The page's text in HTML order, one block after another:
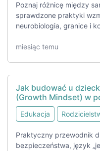
Poznaj różnicę między
sprawdzone praktyki
neurobiologia, granice i
miesiąc temu
Jak budować u
(Growth Mindset) w
Edukacja
Praktyczny przewodnik
bezpieczeństwa, język